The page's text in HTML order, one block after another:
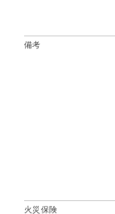
備考
火災保険